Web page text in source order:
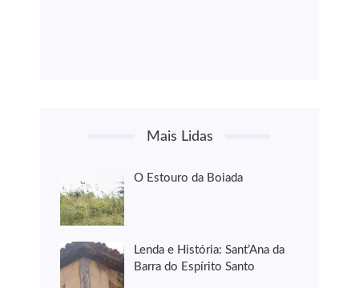
Mais Lidas
O Estouro da Boiada
Lenda e História: Sant’Ana da
Barra do Espírito Santo